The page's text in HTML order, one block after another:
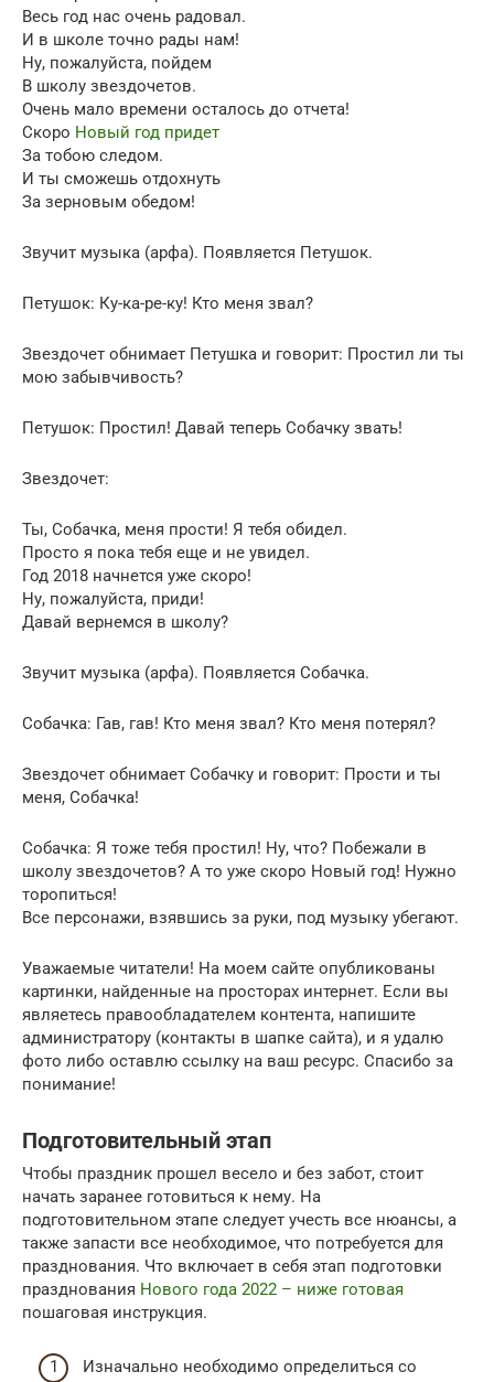
Весь год нас очень радовал.
И в школе точно рады нам!
Ну, пожалуйста, пойдем
В школу звездочетов.
Очень мало времени осталось до отчета!
Скоро Новый год придет
За тобою следом.
И ты сможешь отдохнуть
За зерновым обедом!
Звучит музыка (арфа). Появляется Петушок.
Петушок: Ку-ка-ре-ку! Кто меня звал?
Звездочет обнимает Петушка и говорит: Простил ли ты
мою забывчивость?
Петушок: Простил! Давай теперь Собачку звать!
Звездочет:
Ты, Собачка, меня прости! Я тебя обидел.
Просто я пока тебя еще и не увидел.
Год 2018 начнется уже скоро!
Ну, пожалуйста, приди!
Давай вернемся в школу?
Звучит музыка (арфа). Появляется Собачка.
Собачка: Гав, гав! Кто меня звал? Кто меня потерял?
Звездочет обнимает Собачку и говорит: Прости и ты
меня, Собачка!
Собачка: Я тоже тебя простил! Ну, что? Побежали в
школу звездочетов? А то уже скоро Новый год! Нужно
торопиться!
Все персонажи, взявшись за руки, под музыку убегают.
Уважаемые читатели! На моем сайте опубликованы
картинки, найденные на просторах интернет. Если вы
являетесь правообладателем контента, напишите
администратору (контакты в шапке сайта), и я удалю
фото либо оставлю ссылку на ваш ресурс. Спасибо за
понимание!
Подготовительный этап
Чтобы праздник прошел весело и без забот, стоит
начать заранее готовиться к нему. На
подготовительном этапе следует учесть все нюансы, а
также запасти все необходимое, что потребуется для
празднования. Что включает в себя этап подготовки
празднования Нового года 2022 – ниже готовая
пошаговая инструкция.
Изначально необходимо определиться со